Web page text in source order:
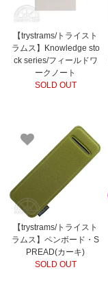
【trystrams/トライスト
ラムス】Knowledge sto
ck series/フィールドワ
ークノート
SOLD OUT
【trystrams/トライスト
ラムス】ペンボード・S
PREAD(カーキ)
SOLD OUT